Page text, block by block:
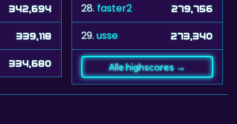
342,694
339,118
334,680
28.faster2 279,756
29.usse 273,340
Alle highscores →